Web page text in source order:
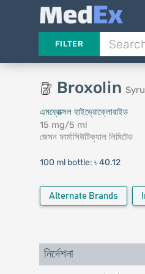
FILTER
Broxolin
এমব্রোক্সল হাইড্রোক্লোরাইড
15 mg/5 ml
জেসন ফার্মাসিউটিক্যাল লিমিটেড
100 ml bottle: ৳ 40.12
Alternate Brands
নির্দেশনা